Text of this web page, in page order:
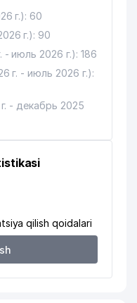
249 м
307 м
319 м
г.): 60
г.): 90
июль 2026 г.): 186
г. - июль 2026 г.):
- декабрь 2025
qilish qoidalari